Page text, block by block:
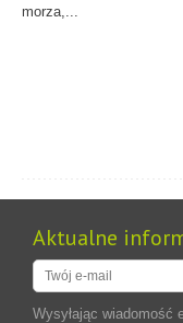
morza,...
Aktualne
Wysyłając wiadomość